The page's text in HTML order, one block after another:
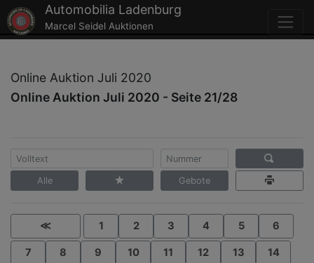
Automobilia Ladenburg
Marcel Seidel Auktionen
Online Auktion Juli 2020
Online Auktion Juli 2020 - Seite 21/28
Alle Gebote
≪ 1 2 3 4 5 6
7 8 9 10 11 12 13 14